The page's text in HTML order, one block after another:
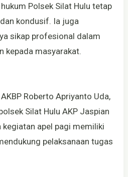
Polsek Silat Hulu tetap
kondusif. Ia juga
sikap profesional dalam
kepada masyarakat.
Roberto Apriyanto Uda,
Silat Hulu AKP Jaspian
kegiatan apel pagi memiliki
pelaksanaan tugas